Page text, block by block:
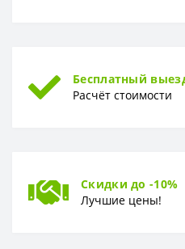
Бесплатный
Расчёт стоимости
Скидки до -10%
Лучшие цены!